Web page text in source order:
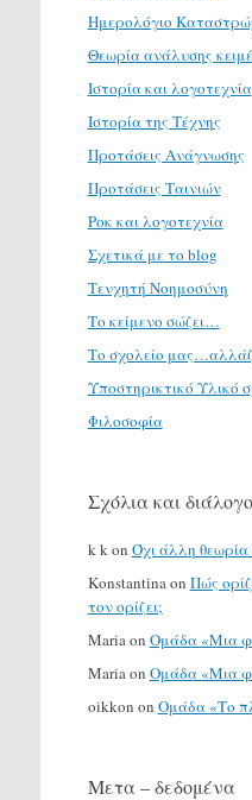
Ημερολόγιο
Θεωρία ανάλυσης
Ιστορία και λογοτεχνία
Ιστορία της Τέχνης
Προτάσεις Ανάγνωσης
Προτάσεις Ταινιών
Ροκ και λογοτεχνία
Σχετικά με το blog
Τενχητή Νοημοσύνη
Το κείμενο σώζει…
Το σχολείο
Υποστηρικτικό Υλικό
Φιλοσοφία
Σχόλια και
k k on Όχι άλλη θεωρία
Konstantina on Πώς
τον ορίζει;
Maria on Ομάδα «Μια
Maria on Ομάδα «Μια
oikkon on Ομάδα «Το
Μετα – δεδομένα